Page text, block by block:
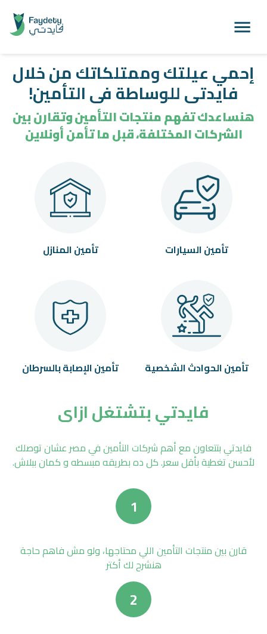
إحمي عيلتك وممتلكاتك من خلال
فايدتى للوساطة فى التأمين!
هنساعدك تفهم منتجات التأمين وتقارن بين
الشركات المختلفة، قبل ما تأمن أونلاين
تأمين السيارات تأمين المنازل
تأمين الحوادث الشخصية تأمين اﻹصابة بالسرطان
فايدتي بتشتغل ازاى
فايدتي بتتعاون مع أهم شركات التأمين في مصر عشان توصلك
لأحسن تغطية بأقل سعر. كل ده بطريقه مبسطه و كمان ببلاش.
1
قارن بين منتجات التأمين اللي محتاجها، ولو مش فاهم حاجة
هنشرح لك أكتر
2